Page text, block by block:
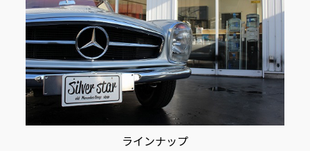
ラインナップ